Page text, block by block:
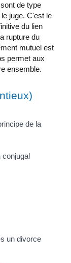
de type
juge. C'est le
du lien
rupture du
mutuel est
permet aux
ensemble.
de la
conjugal
un divorce